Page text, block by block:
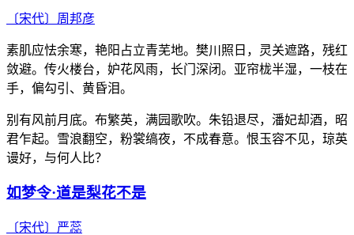
〔宋代〕 周邦彦
素肌应怯余寒，艳阳占立青芜地。樊川照日，灵关遮路，残红
敛避。传火楼台，妒花风雨，长门深闭。亚帘栊半湿，一枝在
手，偏勾引、黄昏泪。
别有风前月底。布繁英，满园歌吹。朱铅退尽，潘妃却酒，昭
君乍起。雪浪翻空，粉裳缟夜，不成春意。恨玉容不见，琼英
谩好，与何人比？
如梦令·道是梨花不是
〔宋代〕 严蕊